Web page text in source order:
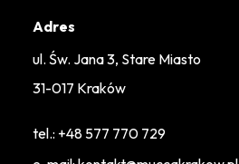
Adres
ul. Św. Jana 3, Stare Miasto
31-017 Kraków
tel.: +48 577 770 729